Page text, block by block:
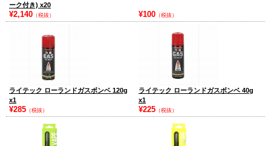
ーク付き) x20
¥2,140 （税抜） ¥100 （税抜）
ライテック ローランドガスボンベ 120g
x1
¥285 （税抜）
ライテック ローランドガスボンベ 40g
x1
¥225 （税抜）